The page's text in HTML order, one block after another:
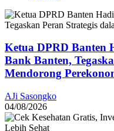
Ketua DPRD Banten
Bank Banten,
Mendorong
AJi Sasongko
04/08/2026